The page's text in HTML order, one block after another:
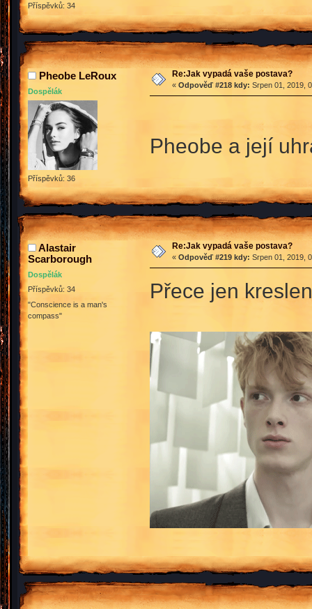
Příspěvků: 34
Pheobe LeRoux
Dospělák
Příspěvků: 36
Re:Jak vypadá vaše postava?
« Odpověď #218 kdy: Srpen 01, 2019,
Pheobe a její
Alastair
Scarborough
Dospělák
Příspěvků: 34
"Conscience is a man's
compass"
Re:Jak vypadá vaše postava?
« Odpověď #219 kdy: Srpen 01, 2019,
Přece jen